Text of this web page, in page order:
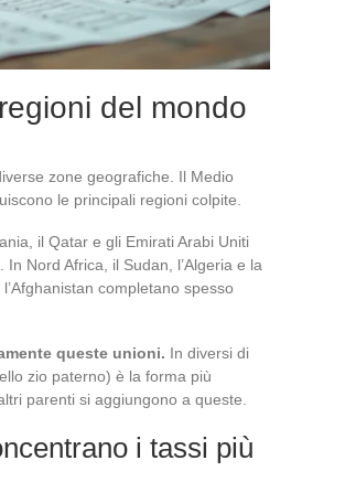
del mondo
zone geografiche. Il Medio
le principali regioni colpite.
il Qatar e gli Emirati Arabi Uniti
Nord Africa, il Sudan, l’Algeria e la
completano spesso
queste unioni. In diversi di
zio paterno) è la forma più
parenti si aggiungono a queste.
i tassi più